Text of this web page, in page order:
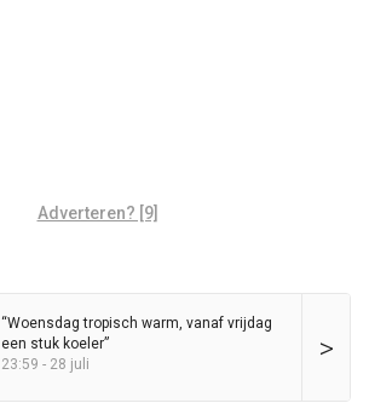
Adverteren? [9]
>
“Woensdag tropisch warm, vanaf vrijdag
een stuk koeler”
23:59 - 28 juli